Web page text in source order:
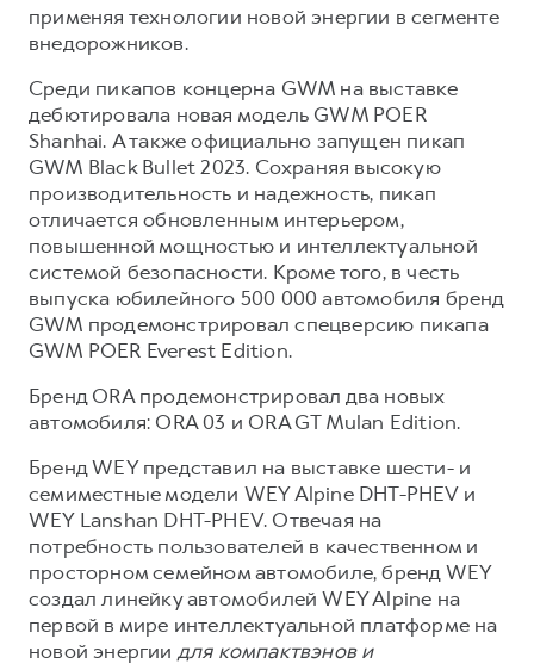
применяя технологии новой энергии в сегменте
внедорожников.
Среди пикапов концерна GWM на выставке
дебютировала новая модель GWM POER
Shanhai. А также официально запущен пикап
GWM Black Bullet 2023. Сохраняя высокую
производительность и надежность, пикап
отличается обновленным интерьером,
повышенной мощностью и интеллектуальной
системой безопасности. Кроме того, в честь
выпуска юбилейного 500 000 автомобиля бренд
GWM продемонстрировал спецверсию пикапа
GWM POER Everest Edition.
Бренд ORA продемонстрировал два новых
автомобиля: ORA 03 и ORA GT Mulan Edition.
Бренд WEY представил на выставке шести- и
семиместные модели WEY Alpine DHT-PHEV и
WEY Lanshan DHT-PHEV. Отвечая на
потребность пользователей в качественном и
просторном семейном автомобиле, бренд WEY
создал линейку автомобилей WEY Alpine на
первой в мире интеллектуальной платформе на
новой энергии для компактвэнов и